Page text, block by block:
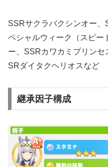
SSRサクラバクシンオー
ペシャルウィーク（スピー
ー、SSRカワカミプリンセ
SRダイタクヘリオスなど
継承因子構成